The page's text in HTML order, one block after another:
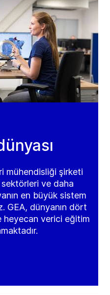
mühendisliği şirketi
ve daha
en büyük sistem
GEA, dünyanın dört
heyecan verici eğitim